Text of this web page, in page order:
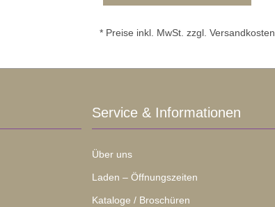
* Preise inkl. MwSt. zzgl. Versandkosten
Service & Informationen
Über uns
Laden – Öffnungszeiten
Kataloge / Broschüren